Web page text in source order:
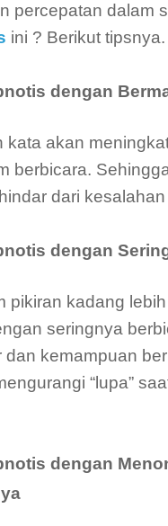
percepatan dalam
ini ? Berikut tipsnya.
dengan
kata akan
berbicara.
dari
dengan
pikiran kadang
seringnya
dan kemampuan
“lupa”
dengan